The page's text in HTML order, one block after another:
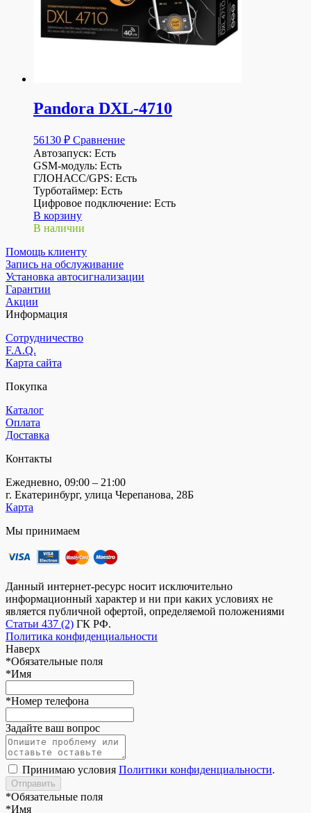
Pandora DXL-4710
56130 ₽ Сравнение
Автозапуск: Есть
GSM-модуль: Есть
ГЛОНАСС/GPS: Есть
Турботаймер: Есть
Цифровое подключение: Есть
В корзину
В наличии
Помощь клиенту
Запись на обслуживание
Установка автосигнализации
Гарантии
Акции
Информация
Сотрудничество
F.A.Q.
Карта сайта
Покупка
Каталог
Оплата
Доставка
Контакты
Ежедневно, 09:00 – 21:00
г. Екатеринбург, улица Черепанова, 28Б
Карта
Мы принимаем
Данный интернет-ресурс носит исключительно
информационный характер и ни при каких условиях не
является публичной офертой, определяемой положениями
Статьи 437 (2) ГК РФ.
Политика конфиденциальности
Наверх
*Обязательные поля
*Имя
*Номер телефона
Задайте ваш вопрос
Принимаю условия Политики конфиденциальности.
*Обязательные поля
*Имя